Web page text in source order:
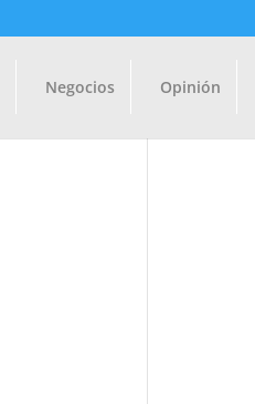
Negocios Opinión